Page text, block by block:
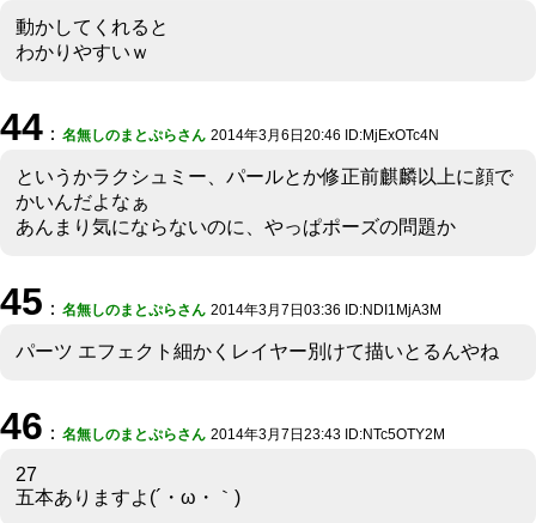
動かしてくれると
わかりやすいｗ
44 ： 名無しのまとぷらさん 2014年3月6日20:46 ID:MjExOTc4N
というかラクシュミー、パールとか修正前麒麟以上に顔で
かいんだよなぁ
あんまり気にならないのに、やっぱポーズの問題か
45 ： 名無しのまとぷらさん 2014年3月7日03:36 ID:NDI1MjA3M
パーツ エフェクト細かくレイヤー別けて描いとるんやね
46 ： 名無しのまとぷらさん 2014年3月7日23:43 ID:NTc5OTY2M
27
五本ありますよ(´・ω・｀)